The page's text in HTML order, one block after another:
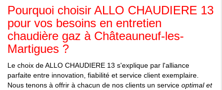
Pourquoi choisir ALLO CHAUDIERE 13
pour vos besoins en entretien
chaudière gaz à Châteauneuf-les-
Martigues ?
Le choix de ALLO CHAUDIERE 13 s'explique par l'alliance
parfaite entre innovation, fiabilité et service client exemplaire.
Nous tenons à offrir à chacun de nos clients un service optimal et